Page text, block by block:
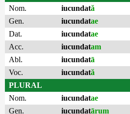
Nom.
iucundată
Gen.
iucundatae
Dat.
iucundatae
Acc.
iucundatam
Abl.
iucundatā
Voc.
iucundată
PLURAL
Nom.
iucundatae
Gen.
iucundatārum